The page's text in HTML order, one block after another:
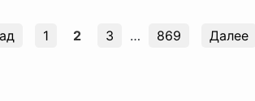
1 2 3 … 869 Далее